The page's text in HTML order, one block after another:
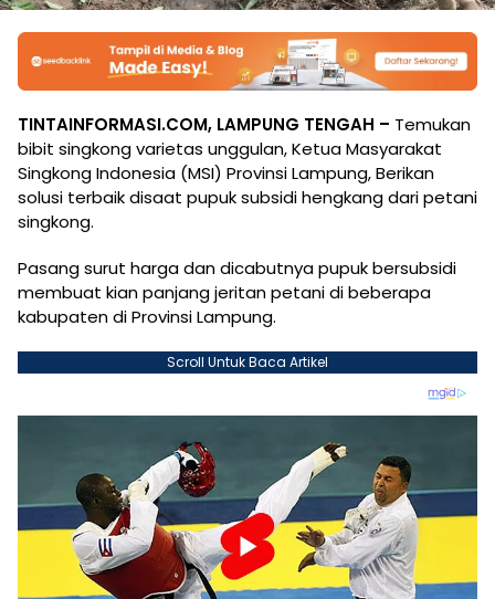
TINTAINFORMASI.COM, LAMPUNG TENGAH – Temukan
bibit singkong varietas unggulan, Ketua Masyarakat
Singkong Indonesia (MSI) Provinsi Lampung, Berikan
solusi terbaik disaat pupuk subsidi hengkang dari petani
singkong.
Pasang surut harga dan dicabutnya pupuk bersubsidi
membuat kian panjang jeritan petani di beberapa
kabupaten di Provinsi Lampung.
Scroll Untuk Baca Artikel